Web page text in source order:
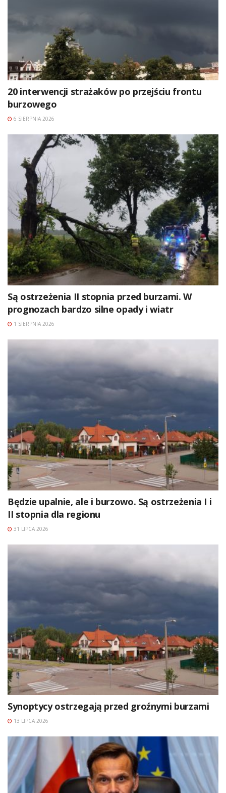
20 interwencji strażaków po przejściu frontu
burzowego
6 SIERPNIA 2026
Są ostrzeżenia II stopnia przed burzami. W
prognozach bardzo silne opady i wiatr
1 SIERPNIA 2026
Będzie upalnie, ale i burzowo. Są ostrzeżenia I i
II stopnia dla regionu
31 LIPCA 2026
Synoptycy ostrzegają przed groźnymi burzami
13 LIPCA 2026